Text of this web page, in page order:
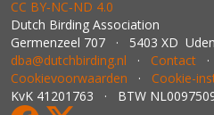
CC BY‑NC‑ND 4.0
Dutch Birding Association
Germenzeel 707 · 5403 XD Uden
dba@dutchbirding.nl · Contact ·
Cookievoorwaarden · Cookie-
KvK 41201763 · BTW